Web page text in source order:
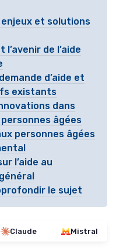
enjeux et solutions
de l’aide
d’aide et
existants
dans
personnes âgées
personnes âgées
l’aide au
le sujet
Claude Mistral